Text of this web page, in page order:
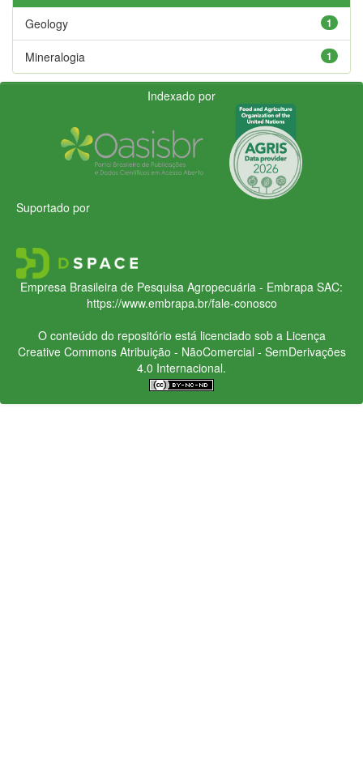
1
Geology
1
Mineralogia
Indexado por
Suportado por
Empresa Brasileira de Pesquisa Agropecuária - Embrapa SAC:
https://www.embrapa.br/fale-conosco
O conteúdo do repositório está licenciado sob a Licença
Creative CommonsAtribuição - NãoComercial - SemDerivações
4.0 Internacional.